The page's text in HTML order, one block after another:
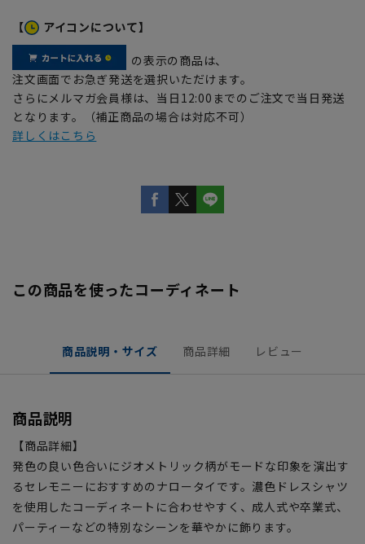
【 アイコンについて】
の表示の商品は、
注文画面でお急ぎ発送を選択いただけます。
さらにメルマガ会員様は、当日12:00までのご注文で当日発送
となります。（補正商品の場合は対応不可）
詳しくはこちら
この商品を使ったコーディネート
商品説明・サイズ 商品詳細 レビュー
商品説明
【商品詳細】
発色の良い色合いにジオメトリック柄がモードな印象を演出す
るセレモニーにおすすめのナロータイです。濃色ドレスシャツ
を使用したコーディネートに合わせやすく、成人式や卒業式、
パーティーなどの特別なシーンを華やかに飾ります。